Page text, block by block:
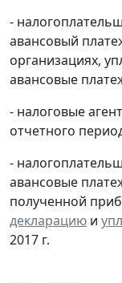
-
авансовый
организациях,
авансовые
- налоговые
отчетного
-
авансовые
полученной
декларацию и
2017 г.